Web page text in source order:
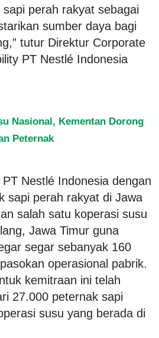
perah rakyat sebagai
sumber daya bagi
tutur Direktur Corporate
PT Nestlé Indonesia
Nasional, Kementan Dorong
Peternak
Nestlé Indonesia dengan
sapi perah rakyat di Jawa
salah satu koperasi susu
Jawa Timur guna
segar sebanyak 160
operasional pabrik.
kemitraan ini telah
27.000 peternak sapi
susu yang berada di